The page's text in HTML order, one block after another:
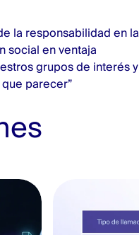
la responsabilidad en la
social en ventaja
grupos de interés y
parecer”